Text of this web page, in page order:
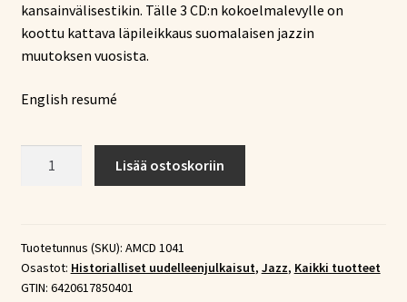
kansainvälisestikin. Tälle 3 CD:n kokoelmalevylle on
koottu kattava läpileikkaus suomalaisen jazzin
muutoksen vuosista.
English resumé
1975
(3xCD)
määrä
Lisää ostoskoriin
Tuotetunnus (SKU): AMCD 1041
Osastot: Historialliset uudelleenjulkaisut, Jazz, Kaikki tuotteet
GTIN: 6420617850401